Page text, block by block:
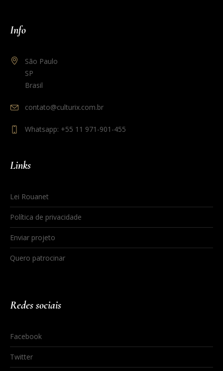
Info
São Paulo
SP
Brasil
contato@culturix.com.br
Whatsapp: +55 11 971-901-455
Links
Lei Rouanet
Política de privacidade
Enviar projeto
Quero patrocinar
Redes sociais
Facebook
Twitter